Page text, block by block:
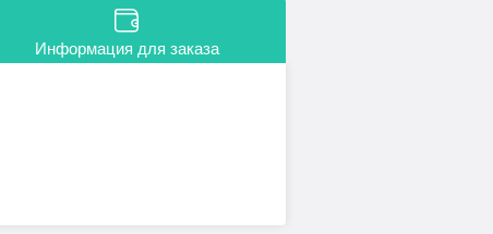
Информация для заказа